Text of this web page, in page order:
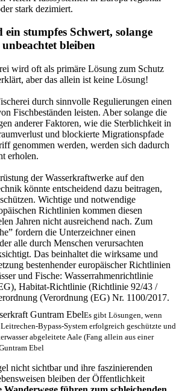
stark dezimiert.
stumpfes Schwert, solange
bleiben
wird oft als primäre Lösung zum Schutz
aber das allein ist keine Lösung!
durch sinnvolle Regulierungen einen
Fischbeständen leisten. Aber solange die
anderer Faktoren, wie die Sterblichkeit in
und blockierte Migrationspfade
genommen werden, werden sich dadurch
erholen.
der Wasserkraftwerke auf den
könnte entscheidend dazu beitragen,
Wichtige und notwendige
Richtlinien kommen diesen
Jahren nicht ausreichend nach. Zum
fordern die Unterzeichner einen
alle durch Menschen verursachten
Das beinhaltet die wirksame und
bestenhender europäischer Richtlinien
und Fische: Wasserrahmenrichtlinie
Habitat-Richtlinie (Richtlinie 92/43 /
(Verordnung (EG) Nr. 1100/2017.
Es gibt Lösungen, wenn
Bypass-System erfolgreich geschützte und
abgeleitete Aale (Fang allein aus einer
Ebel
nicht sichtbar und ihre faszinierenden
bleiben der Öffentlichkeit